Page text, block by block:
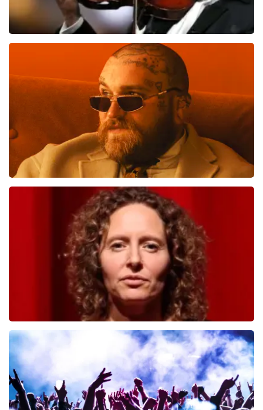
laatste 30 minuten
BESTEL NU
Teddy Swims
laatste 30 minuten
BESTEL NU
Esther van der Voort
BESTEL NU